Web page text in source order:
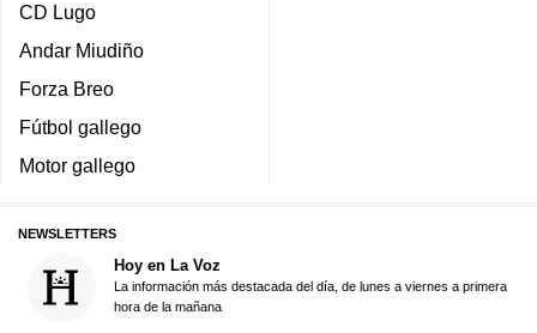
CD Lugo
Andar Miudiño
Forza Breo
Fútbol gallego
Motor gallego
NEWSLETTERS
Hoy en La Voz
La información más destacada del día, de lunes a viernes a primera
hora de la mañana